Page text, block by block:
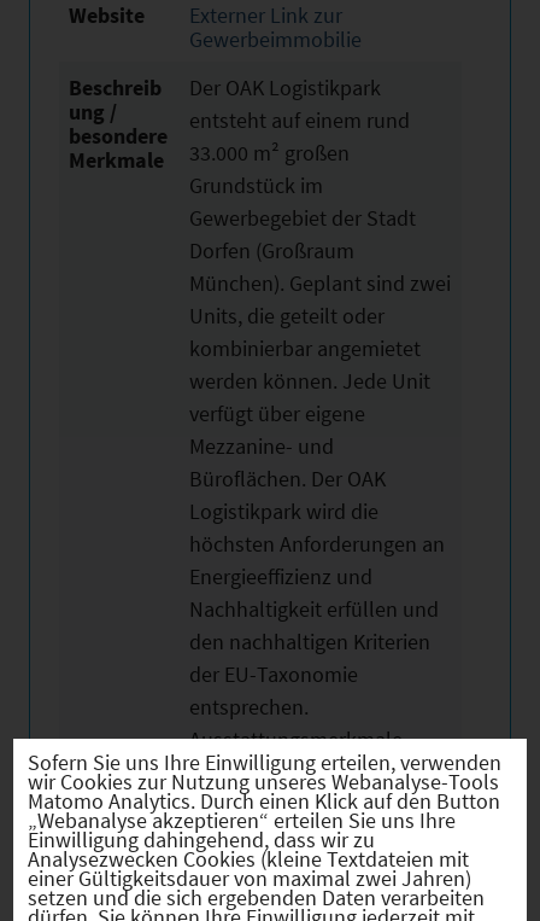
Website
Externer Link zur
Gewerbeimmobilie
Beschreib
ung /
besondere
Merkmale
Der OAK Logistikpark
entsteht auf einem rund
33.000 m² großen
Grundstück im
Gewerbegebiet der Stadt
Dorfen (Großraum
München). Geplant sind zwei
Units, die geteilt oder
kombinierbar angemietet
werden können. Jede Unit
verfügt über eigene
Mezzanine- und
Büroflächen. Der OAK
Logistikpark wird die
höchsten Anforderungen an
Energieeffizienz und
Nachhaltigkeit erfüllen und
den nachhaltigen Kriterien
der EU-Taxonomie
entsprechen.
Ausstattungsmerkmale
Halle: - 12,2m lichte Höhe -
Tragfähigkeit 70 kn/m2 -
Beheizung mittels
Wärmepumpe - Smarte LED
Beleuchtung - WHG Folie:
Sofern Sie uns Ihre Einwilligung erteilen, verwenden
wir Cookies zur Nutzung unseres Webanalyse-Tools
Matomo Analytics. Durch einen Klick auf den Button
„Webanalyse akzeptieren“ erteilen Sie uns Ihre
Einwilligung dahingehend, dass wir zu
Analysezwecken Cookies (kleine Textdateien mit
einer Gültigkeitsdauer von maximal zwei Jahren)
setzen und die sich ergebenden Daten verarbeiten